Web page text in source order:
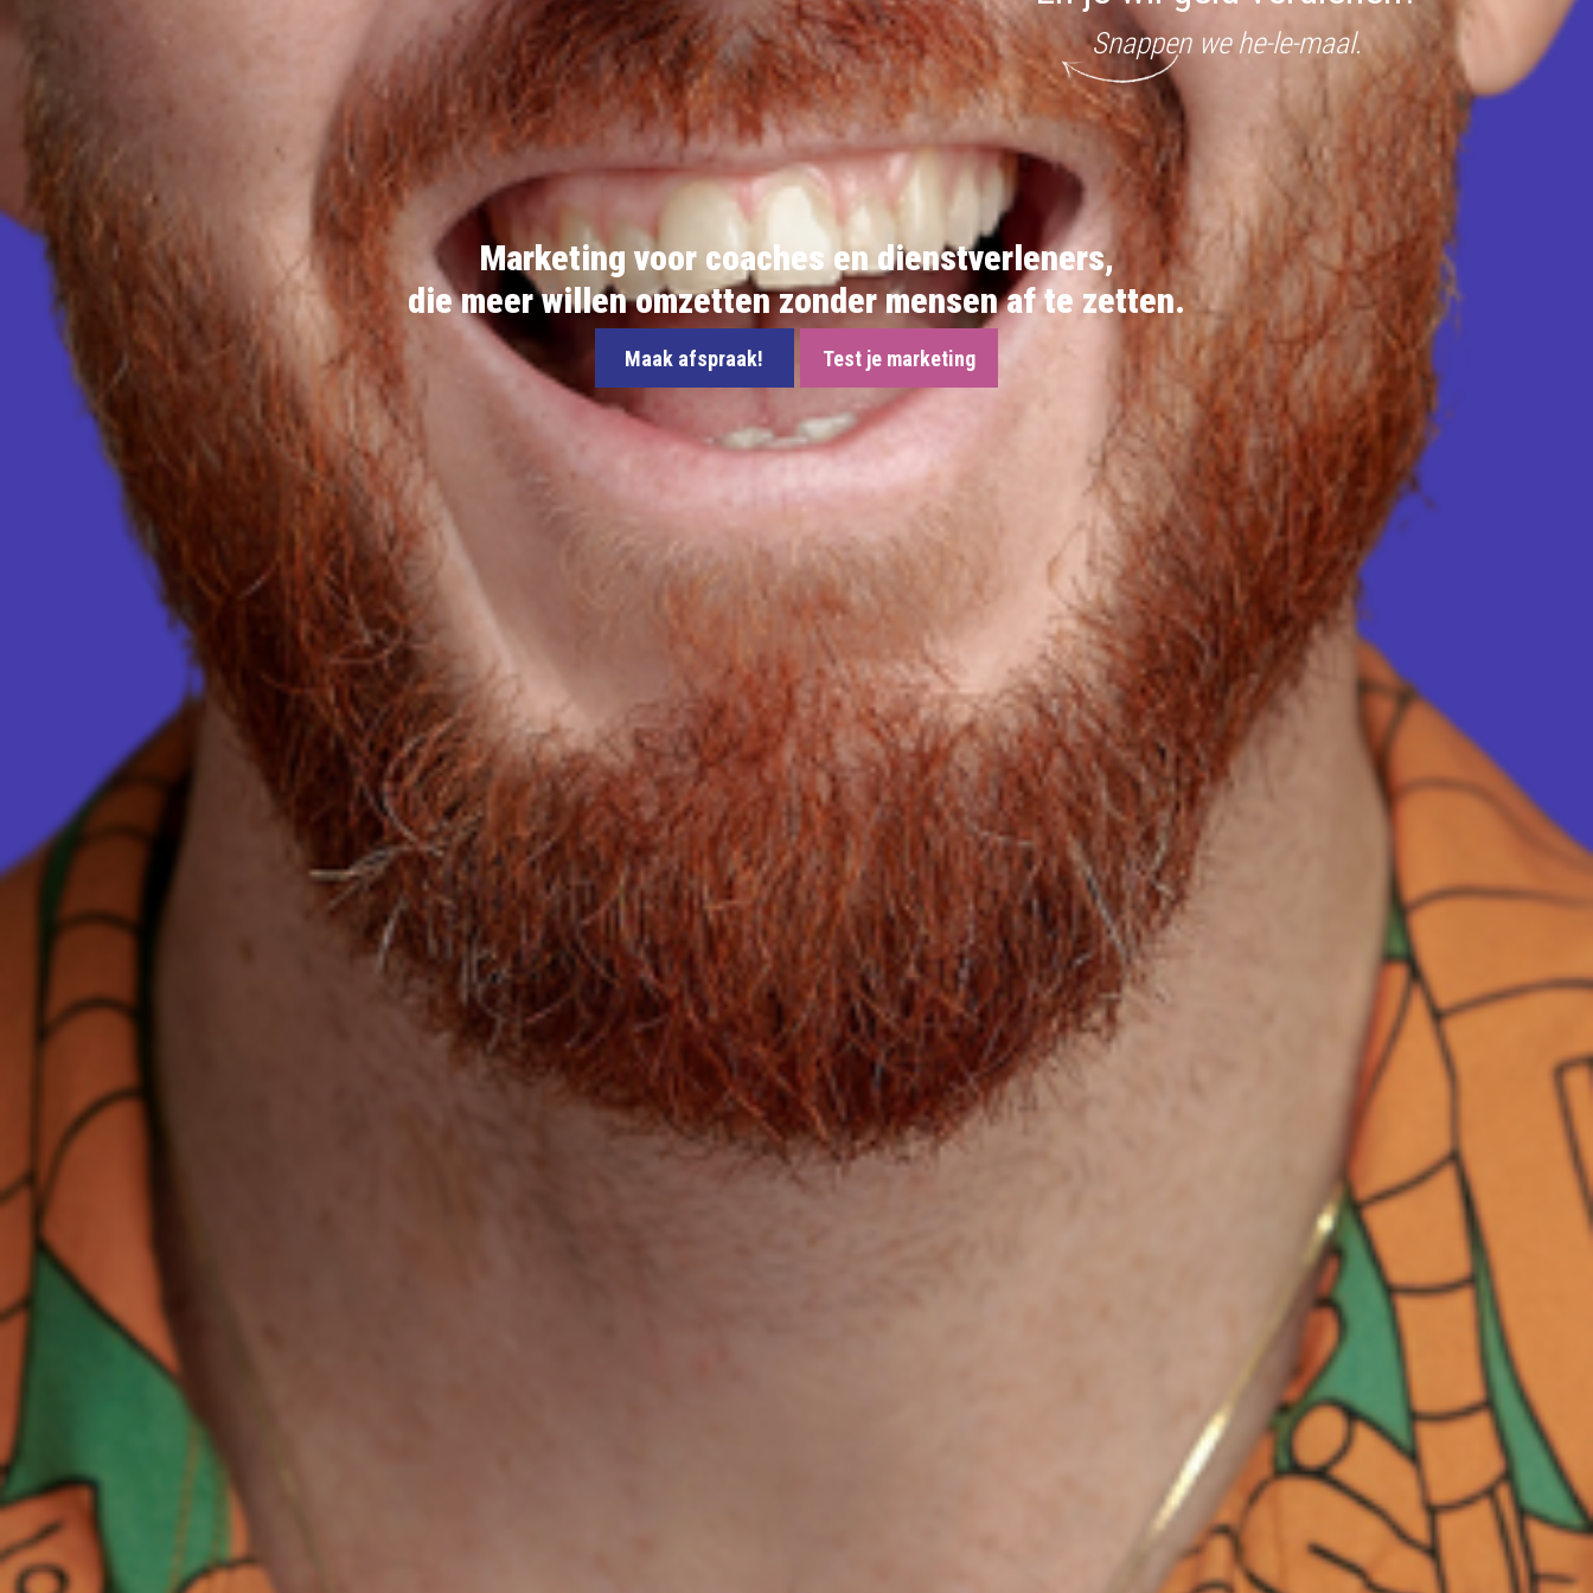
Snappen we he-le-maal.
Marketing voor coaches en dienstverleners,
die meer willen omzetten zonder mensen af te zetten.
Maak afspraak! Test je marketing